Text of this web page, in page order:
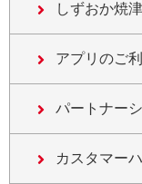
しずおか焼
アプリのご
パートナー
カスタマー